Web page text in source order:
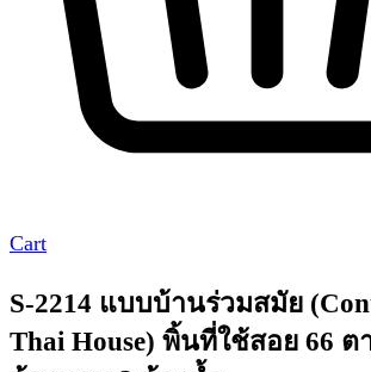
Cart
S-2214 แบบบ้านร่วมสมัย
Thai House) พิ้นที่ใช้สอย 66 ต